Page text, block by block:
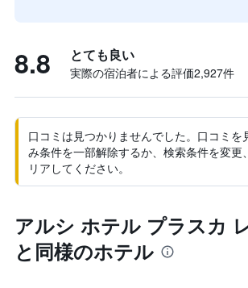
8.8 とても良い
実際の宿泊者による評価2,927​件
口コミは見つかりませんでした。口コミを
み条件を一部解除するか、検索条件を変更
リアしてください。
アルシ ホテル プラスカ
と同様のホテル